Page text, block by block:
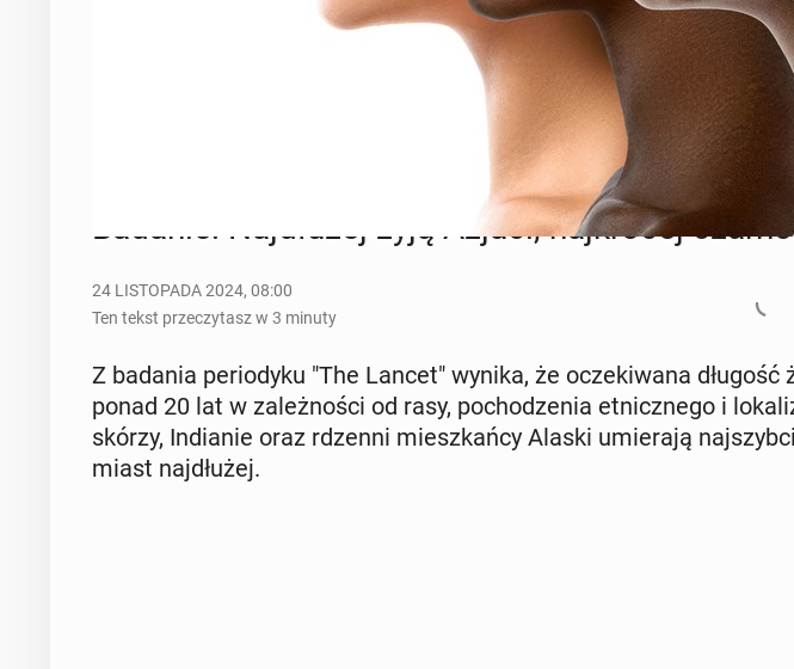
Długość życia w USA zależy od przynależności do grupy etnicznej i miejsca zamieszkania...
Demografia
Badanie: Naj­dłu­żej żyją Azjaci, naj­kró­cej
24 LISTOPADA 2024, 08:00
Ten tekst przeczytasz w 3 minuty
Z badania pe­rio­dy­ku "The Lancet" wynika, że ocze­ki­wa­na długość
ponad 20 lat w za­leż­no­ści od rasy, po­cho­dze­nia et­nicz­ne­go i
skó­rzy, In­dia­nie oraz rdzenni miesz­kań­cy Alaski umie­ra­ją
miast naj­dłu­żej.